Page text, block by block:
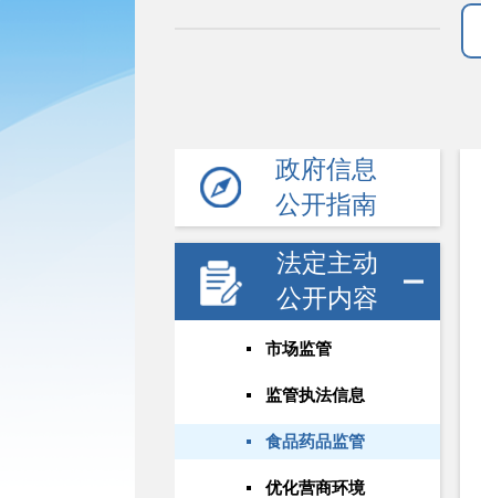
政府信息
公开指南
法定主动
公开内容
市场监管
监管执法信息
食品药品监管
优化营商环境